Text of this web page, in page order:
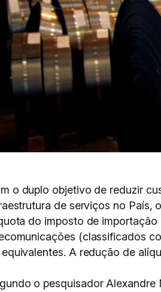
o duplo objetivo de reduzir
de serviços no País,
do imposto de
(classificados
A redução de
o pesquisador Alexandre